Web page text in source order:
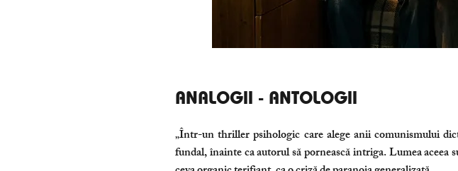
ANALOGII - ANTOLOGII
„Într-un thriller psihologic care alege anii comunismului
fundal, înainte ca autorul să pornească intriga. Lumea